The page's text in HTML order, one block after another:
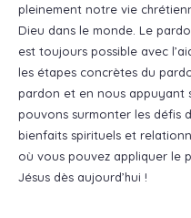
pleinement notre vie
Dieu dans le monde. Le
est toujours possible avec
les étapes concrètes du
pardon et en nous appuyant
pouvons surmonter les défis
bienfaits spirituels et
où vous pouvez appliquer le
Jésus dès aujourd’hui !